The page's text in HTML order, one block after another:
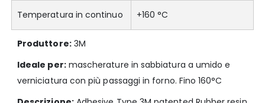
Temperatura in continuo +160 °C
Produttore:3M
Ideale per:mascherature in sabbiatura a umido e
verniciatura con più passaggi in forno. Fino 160°C